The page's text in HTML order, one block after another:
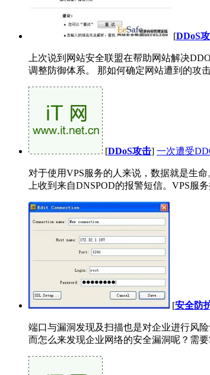
[DDoS
上次说到网站安全联盟在帮助网站解决
调整防御体系。 那如何确定网站遭到的攻
[DDoS攻击] 一次遭受
对于使用VPS服务的人来说，数据就是生
上收到来自DNSPOD的报警短信。VPS服
[安全防
端口与漏洞发现及扫描也是对企业进行风
而怎么来发现企业网络的安全漏洞呢？需